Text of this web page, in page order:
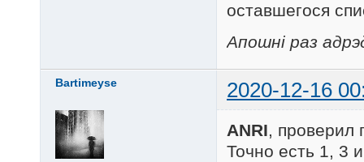
оставшегося
Апошні раз
Bartimeyse 2020-12-16
ANRI, проверил
Точно есть 1, 3